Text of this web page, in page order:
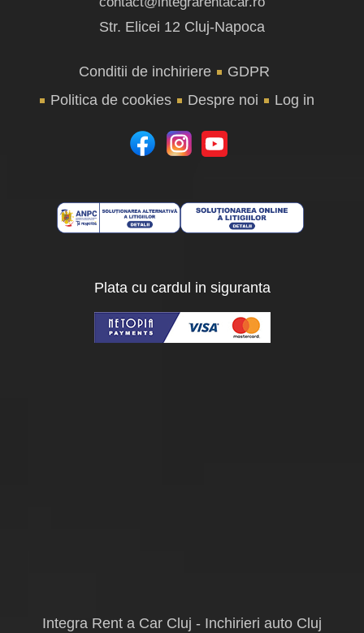
Str. Elicei 12 Cluj-Napoca
Conditii de inchiriere
GDPR
Politica de cookies
Despre noi Log in
Plata cu cardul in siguranta
Integra Rent a Car Cluj - Inchirieri auto Cluj